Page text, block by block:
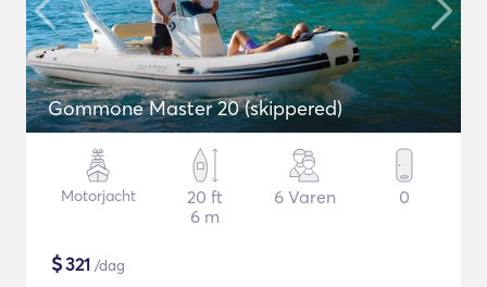
Gommone Master 20 (skippered)
Motorjacht
20 ft
6 m
6 Varen 0
$321 /dag